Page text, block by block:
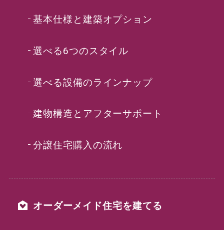
基本仕様と建築オプション
選べる6つのスタイル
選べる設備のラインナップ
建物構造とアフターサポート
分譲住宅購入の流れ
オーダーメイド住宅を建てる